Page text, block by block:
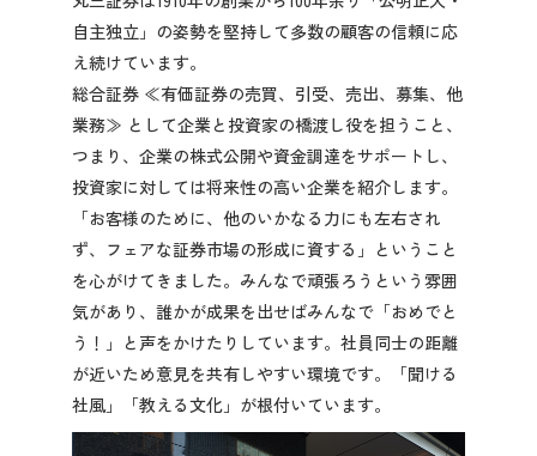
2028年3月卒業予定の方
ぐんま就活ナビについて
会員登録
ログイン
自主独立」の姿勢を堅持して多数の顧客の信頼に応
え続けています。
総合証券 ≪有価証券の売買、引受、売出、募集、他
業務≫ として企業と投資家の橋渡し役を担うこと、
つまり、企業の株式公開や資金調達をサポートし、
投資家に対しては将来性の高い企業を紹介します。
「お客様のために、他のいかなる力にも左右され
ず、フェアな証券市場の形成に資する」ということ
を心がけてきました。みんなで頑張ろうという雰囲
気があり、誰かが成果を出せばみんなで「おめでと
う！」と声をかけたりしています。社員同士の距離
が近いため意見を共有しやすい環境です。「聞ける
社風」「教える文化」が根付いています。